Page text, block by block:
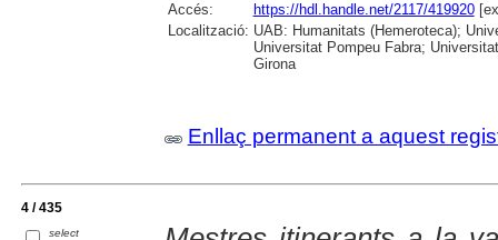
Accés:
https://hdl.handle.net/2117/419920
Localització: UAB: Humanitats (Hemeroteca);
Universitat Pompeu Fabra;
Girona
Enllaç permanent a aquest
4 / 435
select